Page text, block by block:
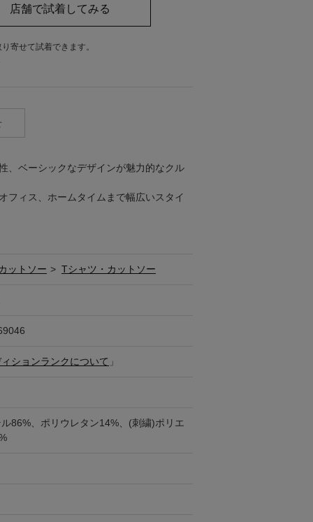
寄せて試着できます。
、ベーシックなデザインが魅力的なクル
フィス、ホームタイムまで幅広いスタイ
ットソー > Tシャツ・カットソー
ションランクについて 」
86%、ポリウレタン14%、(刺繍)ポリエ